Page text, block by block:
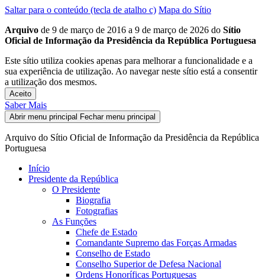
Saltar para o conteúdo (tecla de atalho c) Mapa do Sítio
Arquivo de 9 de março de 2016 a 9 de março de 2026 do Sítio
Oficial de Informação da Presidência da República Portuguesa
Este sítio utiliza cookies apenas para melhorar a funcionalidade e a
sua experiência de utilização. Ao navegar neste sítio está a consentir
a utilização dos mesmos.
Aceito
Saber Mais
Abrir menu principal Fechar menu principal
Arquivo do Sítio Oficial de Informação da Presidência da República
Portuguesa
Início
Presidente da República
O Presidente
Biografia
Fotografias
As Funções
Chefe de Estado
Comandante Supremo das Forças Armadas
Conselho de Estado
Conselho Superior de Defesa Nacional
Ordens Honoríficas Portuguesas